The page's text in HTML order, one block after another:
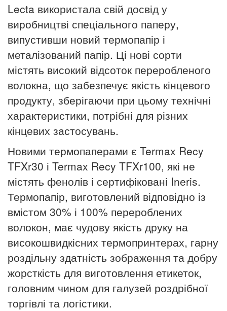
Lecta використала свій досвід у
виробництві спеціального паперу,
випустивши новий термопапір і
металізований папір. Ці нові сорти
містять високий відсоток переробленого
волокна, що забезпечує якість кінцевого
продукту, зберігаючи при цьому технічні
характеристики, потрібні для різних
кінцевих застосувань.
Новими термопаперами є Termax Recy
TFXr30 і Termax Recy TFXr100, які не
містять фенолів і сертифіковані Ineris.
Термопапір, виготовлений відповідно із
вмістом 30% і 100% перероблених
волокон, має чудову якість друку на
високошвидкісних термопринтерах, гарну
роздільну здатність зображення та добру
жорсткість для виготовлення етикеток,
головним чином для галузей роздрібної
торгівлі та логістики.